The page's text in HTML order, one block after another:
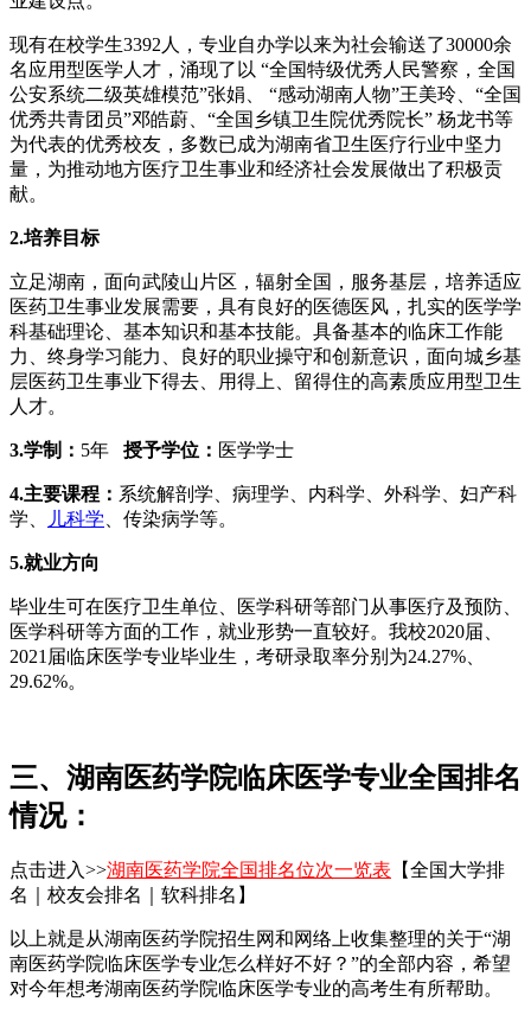
现有在校学生3392人，专业自办学以来为社会输送了30000余
名应用型医学人才，涌现了以 “全国特级优秀人民警察，全国
公安系统二级英雄模范”张娟、 “感动湖南人物”王美玲、“全国
优秀共青团员”邓皓蔚、“全国乡镇卫生院优秀院长” 杨龙书等
为代表的优秀校友，多数已成为湖南省卫生医疗行业中坚力
量，为推动地方医疗卫生事业和经济社会发展做出了积极贡
献。
2.培养目标
立足湖南，面向武陵山片区，辐射全国，服务基层，培养适应
医药卫生事业发展需要，具有良好的医德医风，扎实的医学学
科基础理论、基本知识和基本技能。具备基本的临床工作能
力、终身学习能力、良好的职业操守和创新意识，面向城乡基
层医药卫生事业下得去、用得上、留得住的高素质应用型卫生
人才。
3.学制： 5年 授予学位： 医学学士
4.主要课程： 系统解剖学、病理学、内科学、外科学、妇产科
学、
儿科学 、传染病学等。
5.就业方向
毕业生可在医疗卫生单位、医学科研等部门从事医疗及预防、
医学科研等方面的工作，就业形势一直较好。我校2020届、
2021届临床医学专业毕业生，考研录取率分别为24.27%、
29.62%。
三、湖南医药学院临床医学专业全国排名
情况：
点击进入>>湖南医药学院全国排名位次一览表 【全国大学排
名｜校友会排名｜软科排名】
以上就是从湖南医药学院招生网和网络上收集整理的关于“湖
南医药学院临床医学专业怎么样好不好？”的全部内容，希望
对今年想考湖南医药学院临床医学专业的高考生有所帮助。